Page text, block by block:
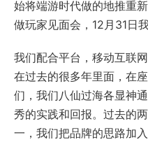
始将端游时代做的地推重
做玩家见面会，12月31日
我们配合平台，移动互联
在过去的很多年里面，在
们，我们八仙过海各显神
秀的实践和回报。过去的
一，我们把品牌的思路加